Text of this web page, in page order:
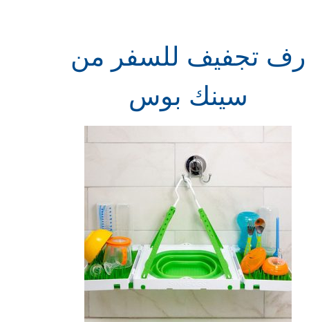
رف تجفيف للسفر من
سينك بوس